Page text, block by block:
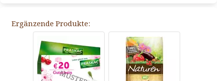
Ergänzende Produkte: